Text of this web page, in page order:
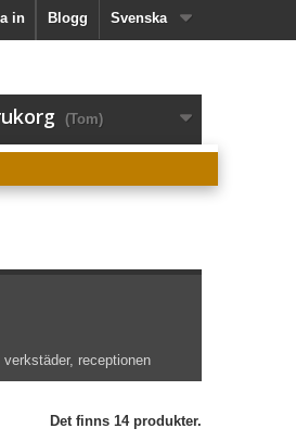
Svenska
Blogg
in
(Tom)
receptionen
Det finns 14 produkter.